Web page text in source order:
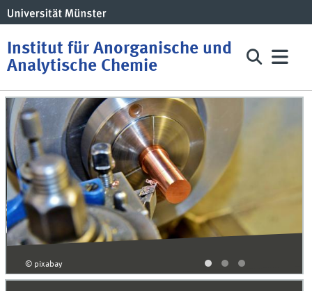
Institut für Anorganische und
Analytische Chemie
© pixabay